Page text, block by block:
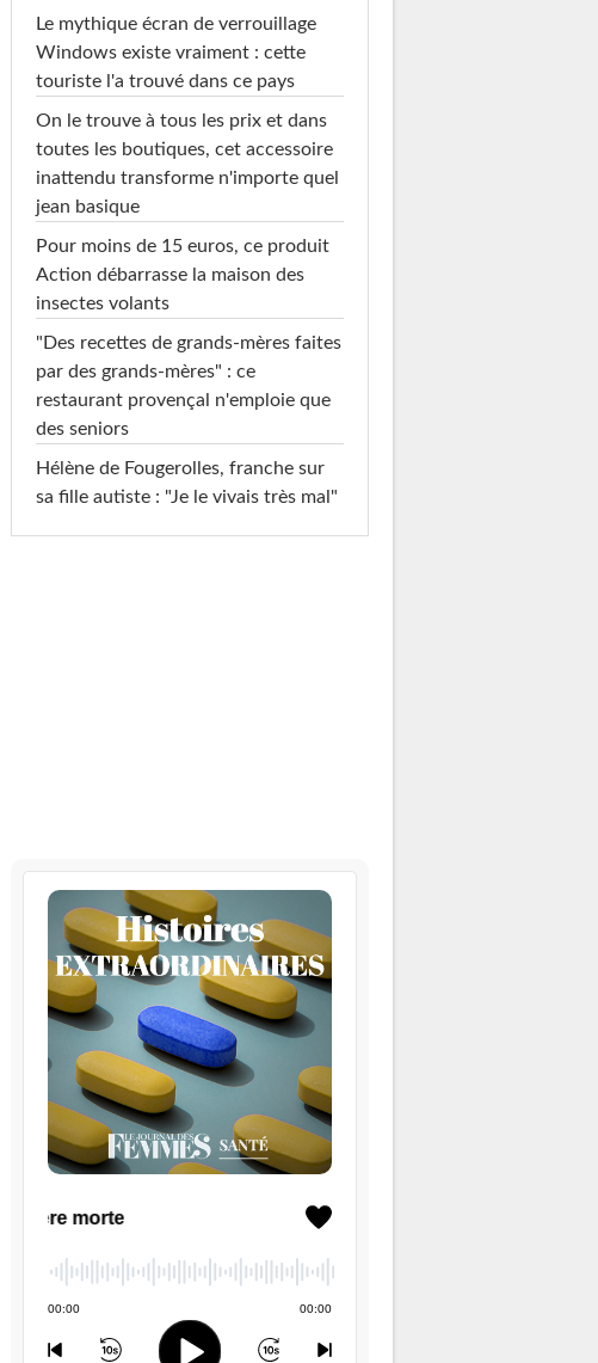
Le mythique écran de verrouillage
Windows existe vraiment : cette
touriste l'a trouvé dans ce pays
On le trouve à tous les prix et dans
toutes les boutiques, cet accessoire
inattendu transforme n'importe quel
jean basique
Pour moins de 15 euros, ce produit
Action débarrasse la maison des
insectes volants
"Des recettes de grands-mères faites
par des grands-mères" : ce
restaurant provençal n'emploie que
des seniors
Hélène de Fougerolles, franche sur
sa fille autiste : "Je le vivais très mal"